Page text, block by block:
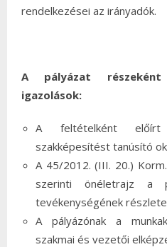
rendelkezései az irányadók.
A pályázat
igazolások:
A feltételként előírt
szakképesítést tanúsító
A 45/2012. (III. 20.)
szerinti önéletrajz a
tevékenységének
A pályázónak a
szakmai és vezetői